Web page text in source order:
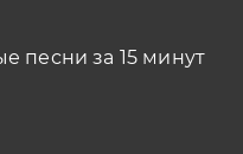
песни за 15 минут